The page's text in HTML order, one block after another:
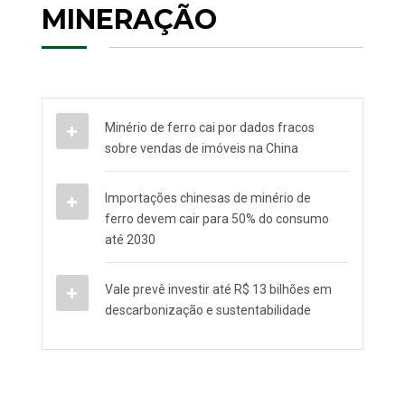
MINERAÇÃO
Minério de ferro cai por dados fracos
sobre vendas de imóveis na China
Importações chinesas de minério de
ferro devem cair para 50% do consumo
até 2030
Vale prevê investir até R$ 13 bilhões em
descarbonização e sustentabilidade